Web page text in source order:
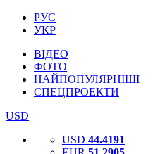
РУС
УКР
ВІДЕО
ФОТО
НАЙПОПУЛЯРНІШІ
СПЕЦПРОЕКТИ
USD
USD 44.4191